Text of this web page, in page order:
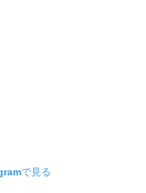
で見る